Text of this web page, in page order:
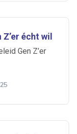
écht wil
Gen Z’er